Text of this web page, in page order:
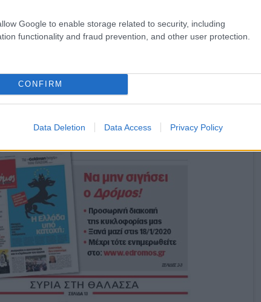
Google to enable storage related to security, including
functionality and fraud prevention, and other user protection.
CONFIRM
Data Deletion Data Access Privacy Policy
της